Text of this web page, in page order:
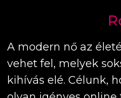
A modern nő az
vehet fel, melyek
kihívás elé. Célunk,